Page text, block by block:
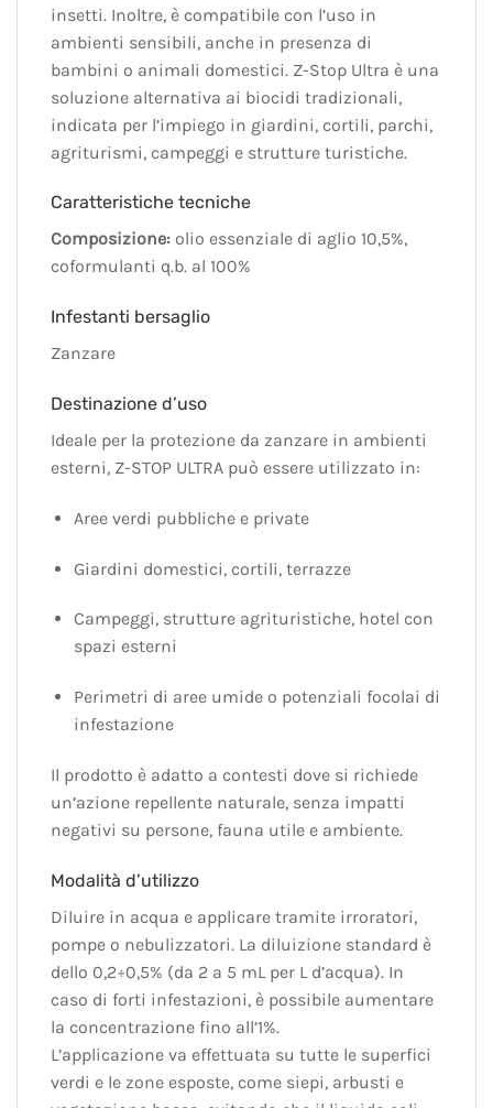
insetti. Inoltre, è compatibile con l’uso in
ambienti sensibili, anche in presenza di
bambini o animali domestici. Z-Stop Ultra è una
soluzione alternativa ai biocidi tradizionali,
indicata per l’impiego in giardini, cortili, parchi,
agriturismi, campeggi e strutture turistiche.
Caratteristiche tecniche
Composizione: olio essenziale di aglio 10,5%,
coformulanti q.b. al 100%
Infestanti bersaglio
Zanzare
Destinazione d’uso
Ideale per la protezione da zanzare in ambienti
esterni, Z-STOP ULTRA può essere utilizzato in:
Aree verdi pubbliche e private
Giardini domestici, cortili, terrazze
Campeggi, strutture agrituristiche, hotel con
spazi esterni
Perimetri di aree umide o potenziali focolai di
infestazione
Il prodotto è adatto a contesti dove si richiede
un’azione repellente naturale, senza impatti
negativi su persone, fauna utile e ambiente.
Modalità d’utilizzo
Diluire in acqua e applicare tramite irroratori,
pompe o nebulizzatori. La diluizione standard è
dello 0,2÷0,5% (da 2 a 5 mL per L d’acqua). In
caso di forti infestazioni, è possibile aumentare
la concentrazione fino all’1%.
L’applicazione va effettuata su tutte le superfici
verdi e le zone esposte, come siepi, arbusti e